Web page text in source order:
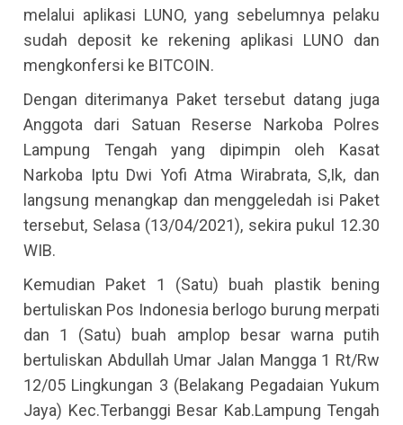
melalui aplikasi LUNO, yang sebelumnya pelaku
sudah deposit ke rekening aplikasi LUNO dan
mengkonfersi ke BITCOIN.
Dengan diterimanya Paket tersebut datang juga
Anggota dari Satuan Reserse Narkoba Polres
Lampung Tengah yang dipimpin oleh Kasat
Narkoba Iptu Dwi Yofi Atma Wirabrata, S,Ik, dan
langsung menangkap dan menggeledah isi Paket
tersebut, Selasa (13/04/2021), sekira pukul 12.30
WIB.
Kemudian Paket 1 (Satu) buah plastik bening
bertuliskan Pos Indonesia berlogo burung merpati
dan 1 (Satu) buah amplop besar warna putih
bertuliskan Abdullah Umar Jalan Mangga 1 Rt/Rw
12/05 Lingkungan 3 (Belakang Pegadaian Yukum
Jaya) Kec.Terbanggi Besar Kab.Lampung Tengah